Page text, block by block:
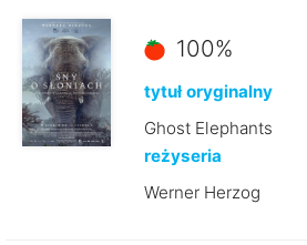
100%
tytuł oryginalny
Ghost Elephants
reżyseria
Werner Herzog